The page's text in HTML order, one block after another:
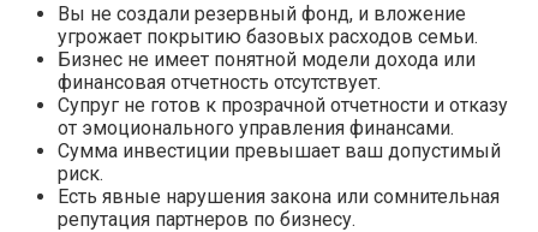
Вы не создали резервный фонд, и вложение
угрожает покрытию базовых расходов семьи.
Бизнес не имеет понятной модели дохода или
финансовая отчетность отсутствует.
Супруг не готов к прозрачной отчетности и отказу
от эмоционального управления финансами.
Сумма инвестиции превышает ваш допустимый
риск.
Есть явные нарушения закона или сомнительная
репутация партнеров по бизнесу.